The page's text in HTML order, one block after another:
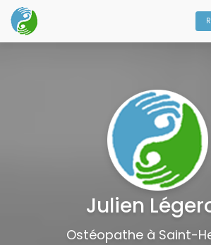
Aller
au
contenu
principal
Julien
Ostéopathe à Saint-